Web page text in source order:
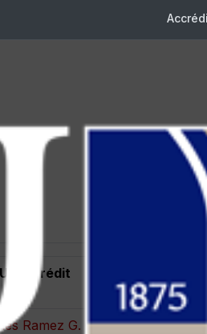
000
Crédit
Ramez G. Chagoury